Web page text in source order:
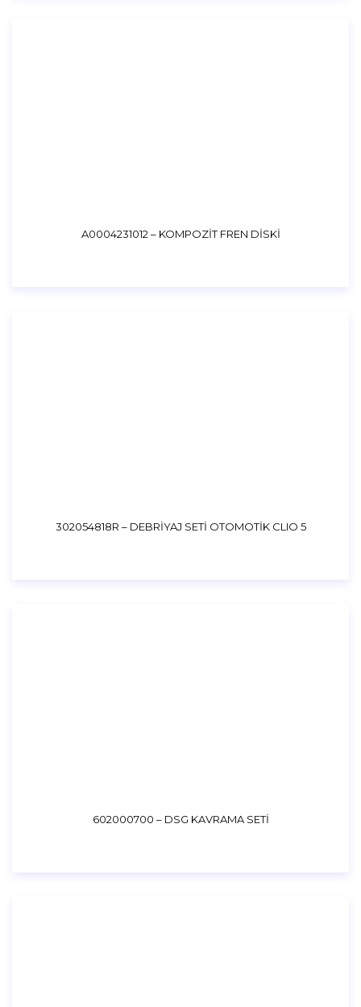
A0004231012 – KOMPOZİT FREN DİSKİ
302054818R – DEBRİYAJ SETİ OTOMOTİK CLIO 5
602000700 – DSG KAVRAMA SETİ